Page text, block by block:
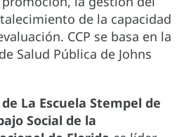
de la capacidad
CCP se basa en la
Salud Pública de Johns
La Escuela Stempel de
Social de la